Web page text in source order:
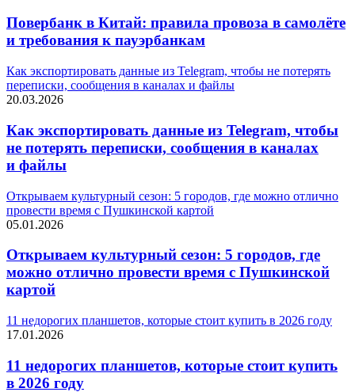
Повербанк в Китай: правила провоза в самолёте
и требования к пауэрбанкам
Как экспортировать данные из Telegram, чтобы не потерять
переписки, сообщения в каналах и файлы
20.03.2026
Как экспортировать данные из Telegram, чтобы
не потерять переписки, сообщения в каналах
и файлы
Открываем культурный сезон: 5 городов, где можно отлично
провести время с Пушкинской картой
05.01.2026
Открываем культурный сезон: 5 городов, где
можно отлично провести время с Пушкинской
картой
11 недорогих планшетов, которые стоит купить в 2026 году
17.01.2026
11 недорогих планшетов, которые стоит купить
в 2026 году